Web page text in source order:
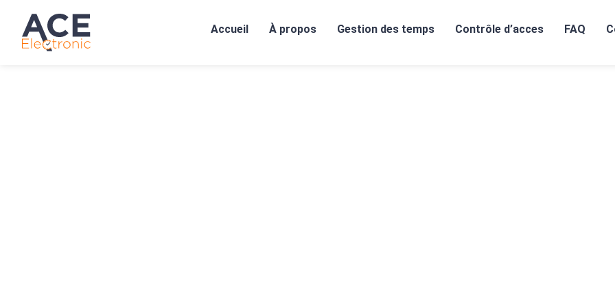
Accueil À propos Gestion des temps Contrôle d’acces FAQ